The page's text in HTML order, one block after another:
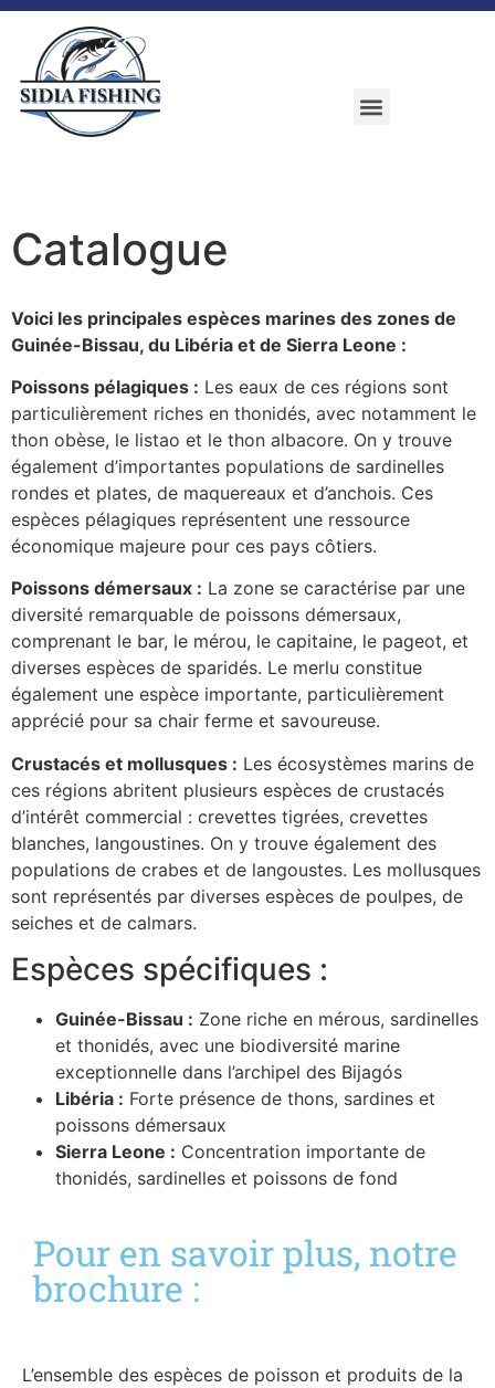
Catalogue
Voici les principales espèces marines des zones de
Guinée-Bissau, du Libéria et de Sierra Leone :
Poissons pélagiques : Les eaux de ces régions sont
particulièrement riches en thonidés, avec notamment le
thon obèse, le listao et le thon albacore. On y trouve
également d’importantes populations de sardinelles
rondes et plates, de maquereaux et d’anchois. Ces
espèces pélagiques représentent une ressource
économique majeure pour ces pays côtiers.
Poissons démersaux : La zone se caractérise par une
diversité remarquable de poissons démersaux,
comprenant le bar, le mérou, le capitaine, le pageot, et
diverses espèces de sparidés. Le merlu constitue
également une espèce importante, particulièrement
apprécié pour sa chair ferme et savoureuse.
Crustacés et mollusques : Les écosystèmes marins de
ces régions abritent plusieurs espèces de crustacés
d’intérêt commercial : crevettes tigrées, crevettes
blanches, langoustines. On y trouve également des
populations de crabes et de langoustes. Les mollusques
sont représentés par diverses espèces de poulpes, de
seiches et de calmars.
Espèces spécifiques :
Guinée-Bissau : Zone riche en mérous, sardinelles
et thonidés, avec une biodiversité marine
exceptionnelle dans l’archipel des Bijagós
Libéria : Forte présence de thons, sardines et
poissons démersaux
Sierra Leone : Concentration importante de
thonidés, sardinelles et poissons de fond
Pour en savoir plus, notre
brochure :
L’ensemble des espèces de poisson et produits de la